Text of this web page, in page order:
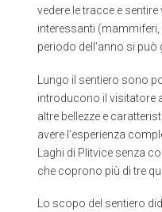
vedere le tracce e
interessanti (mammiferi,
periodo dell’anno si può
Lungo il sentiero sono
introducono il visitatore
altre bellezze e
avere l’esperienza
Laghi di Plitvice senza
che coprono più di tre
Lo scopo del sentiero